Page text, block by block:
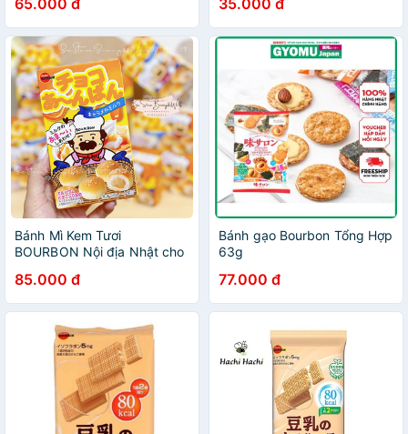
49013
65.000 đ 35.000 đ
Bánh Mì Kem Tươi
BOURBON Nội địa Nhật cho
Store ]
85.000 đ
Bánh gạo Bourbon Tổng Hợp
63g
77.000 đ